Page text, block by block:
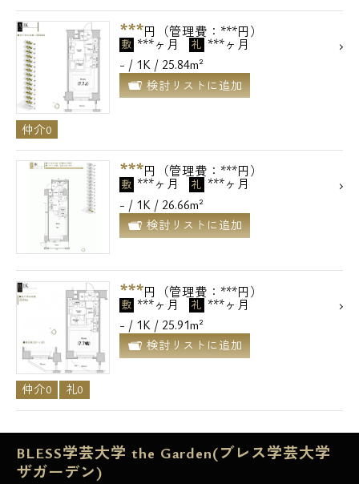
***円（管理費：***円）
敷 ***ヶ月 礼 ***ヶ月
- / 1K / 25.84m²
検討リストに追加
仲介0
***円（管理費：***円）
敷 ***ヶ月 礼 ***ヶ月
- / 1K / 26.66m²
検討リストに追加
***円（管理費：***円）
敷 ***ヶ月 礼 ***ヶ月
- / 1K / 25.91m²
検討リストに追加
仲介0 礼0
BLESS学芸大学 the Garden(ブレス学芸大学
ザガーデン)